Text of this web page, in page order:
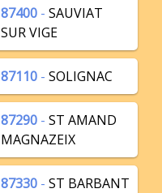
87400 - SAUVIAT
SUR VIGE
87110 - SOLIGNAC
87290 - ST AMAND
MAGNAZEIX
87330 - ST BARBANT